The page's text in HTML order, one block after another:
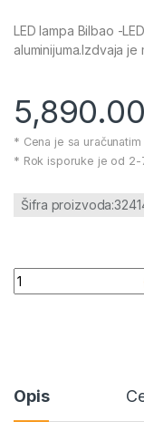
LED lampa Bilbao -
aluminijuma.Izdvaja
5,890.00
* Cena je sa uračunatim
* Rok isporuke je od 2-
Šifra
LED lampa Bilbao
Opis